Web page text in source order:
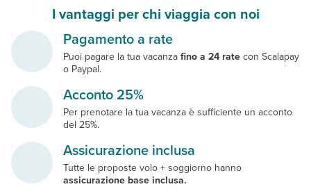
I vantaggi per chi viaggia con noi
Pagamento a rate
Puoi pagare la tua vacanzafino a 24 ratecon Scalapay
o Paypal.
Acconto 25%
Per prenotare la tua vacanza è sufficiente un acconto
del 25%.
Assicurazione inclusa
Tutte le proposte volo + soggiorno hanno
assicurazione base inclusa.